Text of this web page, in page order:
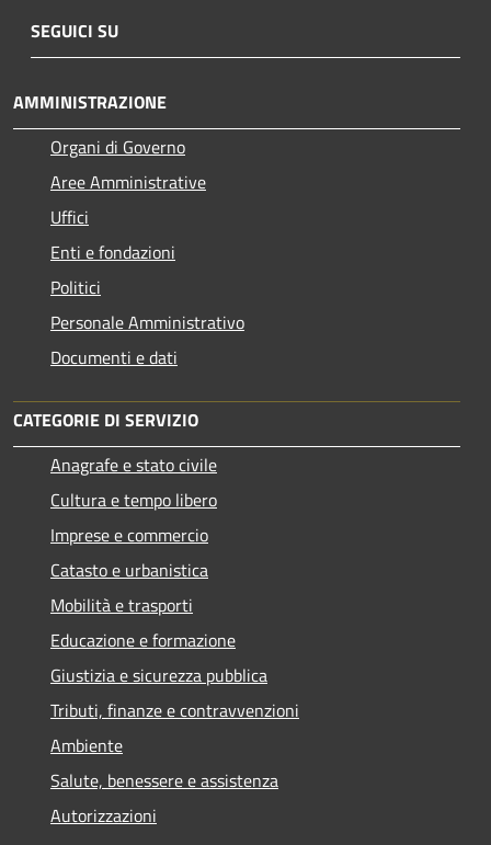
SEGUICI SU
AMMINISTRAZIONE
Organi di Governo
Aree Amministrative
Uffici
Enti e fondazioni
Politici
Personale Amministrativo
Documenti e dati
CATEGORIE DI SERVIZIO
Anagrafe e stato civile
Cultura e tempo libero
Imprese e commercio
Catasto e urbanistica
Mobilità e trasporti
Educazione e formazione
Giustizia e sicurezza pubblica
Tributi, finanze e contravvenzioni
Ambiente
Salute, benessere e assistenza
Autorizzazioni